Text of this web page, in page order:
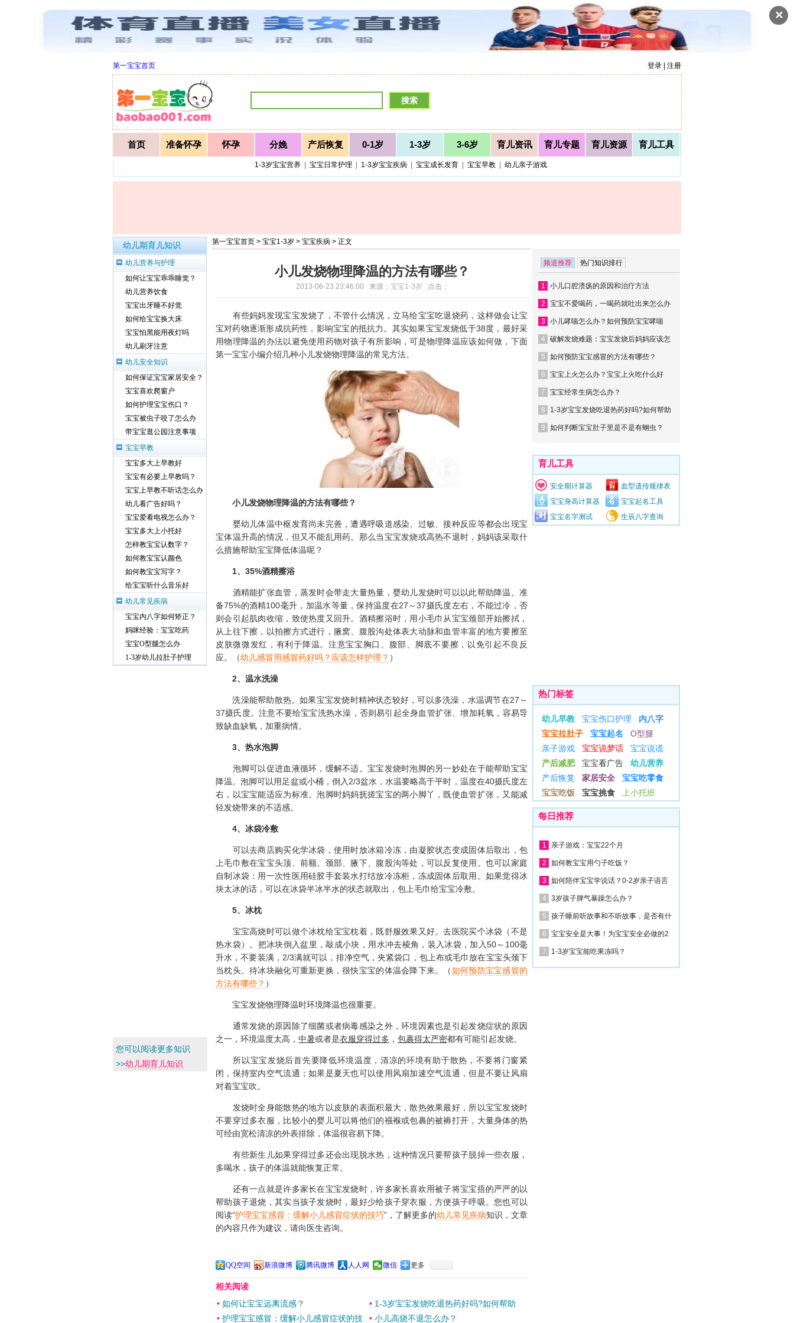
✕
第一宝宝首页 登录 | 注册
首页 准备怀孕 怀孕 分娩 产后恢复 0-1岁 1-3岁 3-6岁 育儿资讯 育儿专题 育儿资源 育儿工具
1-3岁宝宝营养| 宝宝日常护理 1-3岁宝宝疾病| 宝宝成长发育| 宝宝早教| 幼儿亲子游戏
第一宝宝首页 > 宝宝1-3岁 > 宝宝疾病 > 正文
小儿发烧物理降温的方法有哪些？
2013-06-23 23:46:00 来源： 宝宝1-3岁 点击：
有些妈妈发现宝宝发烧了，不管什么情况，立马给宝宝吃退烧药，这样做会让宝
宝对药物逐渐形成抗药性，影响宝宝的抵抗力。其实如果宝宝发烧低于38度，最好采
用物理降温的办法以避免使用药物对孩子有所影响，可是物理降温应该如何做，下面
第一宝宝小编介绍几种小儿发烧物理降温的常见方法。
小儿发烧物理降温的方法有哪些？
婴幼儿体温中枢发育尚未完善，遭遇呼吸道感染、过敏、接种反应等都会出现宝
宝体温升高的情况，但又不能乱用药。那么当宝宝发烧或高热不退时，妈妈该采取什
么措施帮助宝宝降低体温呢？
1、35%酒精擦浴
酒精能扩张血管，蒸发时会带走大量热量，婴幼儿发烧时可以以此帮助降温。准
备75%的酒精100毫升，加温水等量，保持温度在27～37摄氏度左右，不能过冷，否
则会引起肌肉收缩，致使热度又回升。酒精擦浴时，用小毛巾从宝宝颈部开始擦拭，
从上往下擦，以拍擦方式进行，腋窝、腹股沟处体表大动脉和血管丰富的地方要擦至
皮肤微微发红，有利于降温。注意宝宝胸口、腹部、脚底不要擦，以免引起不良反
应。（幼儿感冒用感冒药好吗？应该怎样护理？ ）
2、温水洗澡
洗澡能帮助散热。如果宝宝发烧时精神状态较好，可以多洗澡，水温调节在27～
37摄氏度。注意不要给宝宝洗热水澡，否则易引起全身血管扩张、增加耗氧，容易导
致缺血缺氧，加重病情。
3、热水泡脚
泡脚可以促进血液循环，缓解不适。宝宝发烧时泡脚的另一妙处在于能帮助宝宝
降温。泡脚可以用足盆或小桶，倒入2/3盆水，水温要略高于平时，温度在40摄氏度左
右，以宝宝能适应为标准。泡脚时妈妈抚搓宝宝的两小脚丫，既使血管扩张，又能减
轻发烧带来的不适感。
4、冰袋冷敷
可以去商店购买化学冰袋，使用时放冰箱冷冻，由凝胶状态变成固体后取出，包
上毛巾敷在宝宝头顶、前额、颈部、腋下、腹股沟等处，可以反复使用。也可以家庭
自制冰袋：用一次性医用硅胶手套装水打结放冷冻柜，冻成固体后取用。如果觉得冰
块太冰的话，可以在冰袋半冰半水的状态就取出，包上毛巾给宝宝冷敷。
5、冰枕
宝宝高烧时可以做个冰枕给宝宝枕着，既舒服效果又好。去医院买个冰袋（不是
热水袋）。把冰块倒入盆里，敲成小块，用水冲去棱角，装入冰袋，加入50～100毫
升水，不要装满，2/3满就可以，排净空气，夹紧袋口，包上布或毛巾放在宝宝头颈下
当枕头。待冰块融化可重新更换，很快宝宝的体温会降下来。（如何预防宝宝感冒的
方法有哪些？ ）
宝宝发烧物理降温时环境降温也很重要。
通常发烧的原因除了细菌或者病毒感染之外，环境因素也是引起发烧症状的原因
之一，环境温度太高， 中暑或者是衣服穿得过多 ， 包裹得太严密都有可能引起发烧。
所以宝宝发烧后首先要降低环境温度，清凉的环境有助于散热，不要将门窗紧
闭，保持室内空气流通；如果是夏天也可以使用风扇加速空气流通，但是不要让风扇
对着宝宝吹。
发烧时全身能散热的地方以皮肤的表面积最大，散热效果最好，所以宝宝发烧时
不要穿过多衣服，比较小的婴儿可以将他们的襁褓或包裹的被褥打开，大量身体的热
可经由宽松清凉的外表排除，体温很容易下降。
有些新生儿如果穿得过多还会出现脱水热，这种情况只要帮孩子脱掉一些衣服，
多喝水，孩子的体温就能恢复正常。
还有一点就是许多家长在宝宝发烧时，许多家长喜欢用被子将宝宝捂的严严的以
帮助孩子退烧，其实当孩子发烧时，最好少给孩子穿衣服，方便孩子呼吸。您也可以
阅读“护理宝宝感冒：缓解小儿感冒症状的技巧”，了解更多的幼儿常见疾病知识，文章
的内容只作为建议，请向医生咨询。
QQ空间 新浪微博 腾讯微博 人人网 微信 更多
相关阅读
• 如何让宝宝远离流感？ • 1-3岁宝宝发烧吃退热药好吗?如何帮助
• 护理宝宝感冒：缓解小儿感冒症状的技 •小儿高烧不退怎么办？
幼儿期育儿知识
幼儿营养与护理
如何让宝宝乖乖睡觉？
幼儿营养饮食
宝宝出牙睡不好觉
如何给宝宝换大床
宝宝怕黑能用夜灯吗
幼儿刷牙注意
幼儿安全知识
如何保证宝宝家居安全？
宝宝喜欢爬窗户
如何护理宝宝伤口？
宝宝被虫子咬了怎么办
带宝宝逛公园注意事项
宝宝早教
宝宝多大上早教好
宝宝有必要上早教吗？
宝宝上早教不听话怎么办
幼儿看广告好吗？
宝宝爱看电视怎么办？
宝宝多大上小托好
怎样教宝宝认数字？
如何教宝宝认颜色
如何教宝宝写字？
给宝宝听什么音乐好
幼儿常见疾病
宝宝内八字如何矫正？
妈咪经验：宝宝吃药
宝宝O型腿怎么办
1-3岁幼儿拉肚子护理
您可以阅读更多知识
>>幼儿期育儿知识
频道推荐 热门知识排行
1 小儿口腔溃疡的原因和治疗方法
2 宝宝不爱喝药，一喝药就吐出来怎么办
3 小儿哮喘怎么办？如何预防宝宝哮喘
4 破解发烧难题：宝宝发烧后妈妈应该怎
5 如何预防宝宝感冒的方法有哪些？
6 宝宝上火怎么办？宝宝上火吃什么好
7 宝宝经常生病怎么办？
8 1-3岁宝宝发烧吃退热药好吗?如何帮助
9 如何判断宝宝肚子里是不是有蛔虫？
育儿工具
安全期计算器
血型遗传规律表
宝宝身高计算器
宝宝起名工具
宝宝名字测试
生辰八字查询
热门标签
幼儿早教 宝宝伤口护理
内八字
宝宝拉肚子
宝宝起名
O型腿
亲子游戏
宝宝说梦话
宝宝说谎
产后减肥
宝宝看广告
幼儿营养
产后恢复
家居安全
宝宝吃零食
宝宝吃饭
宝宝挑食 上小托班
每日推荐
1 亲子游戏：宝宝22个月
2 如何教宝宝用勺子吃饭？
3 如何陪伴宝宝学说话？0-2岁亲子语言
4 3岁孩子脾气暴躁怎么办？
5 孩子睡前听故事和不听故事，是否有什
6 宝宝安全是大事！为宝宝安全必做的2
7 1-3岁宝宝能吃果冻吗？